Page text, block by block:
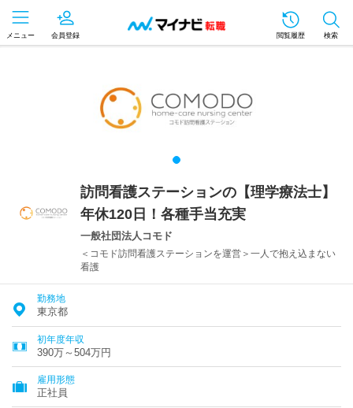
メニュー 会員登録 閲覧履歴 検索
訪問看護ステーションの【理学療法士】
年休120日！各種手当充実
一般社団法人コモド
＜コモド訪問看護ステーションを運営＞一人で抱え込まない
看護
勤務地
東京都
初年度年収
390万～504万円
雇用形態
正社員